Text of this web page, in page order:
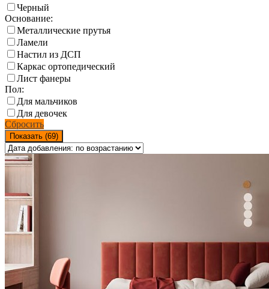
Черный
Основание:
Металлические прутья
Ламели
Настил из ДСП
Каркас ортопедический
Лист фанеры
Пол:
Для мальчиков
Для девочек
Сбросить
Показать (69)